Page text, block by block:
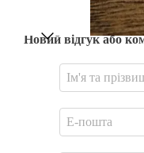
Новий відгук або